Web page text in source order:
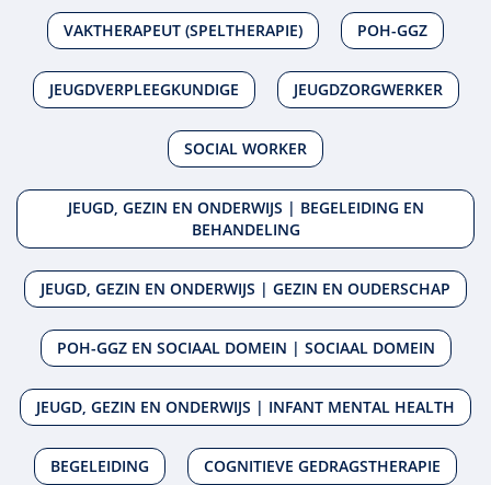
VAKTHERAPEUT (SPELTHERAPIE) POH-GGZ
JEUGDVERPLEEGKUNDIGE JEUGDZORGWERKER
SOCIAL WORKER
JEUGD, GEZIN EN ONDERWIJS | BEGELEIDING EN
BEHANDELING
JEUGD, GEZIN EN ONDERWIJS | GEZIN EN OUDERSCHAP
POH-GGZ EN SOCIAAL DOMEIN | SOCIAAL DOMEIN
JEUGD, GEZIN EN ONDERWIJS | INFANT MENTAL HEALTH
BEGELEIDING COGNITIEVE GEDRAGSTHERAPIE